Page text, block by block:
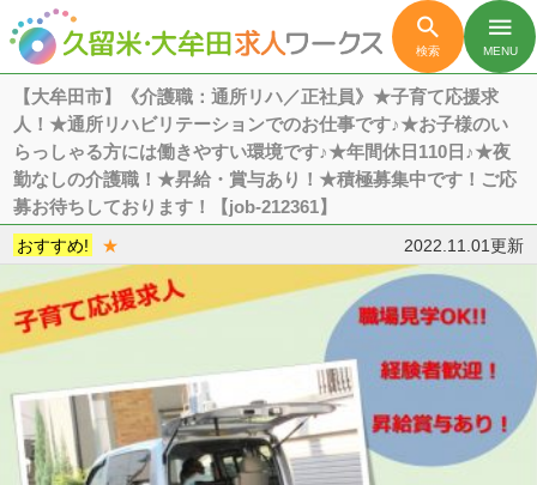

検索
menu
MENU
【大牟田市】《介護職：通所リハ／正社員》★子育て応援求
人！★通所リハビリテーションでのお仕事です♪★お子様のい
らっしゃる方には働きやすい環境です♪★年間休日110日♪★夜
勤なしの介護職！★昇給・賞与あり！★積極募集中です！ご応
募お待ちしております！【job-212361】
おすすめ! ★ 2022.11.01更新